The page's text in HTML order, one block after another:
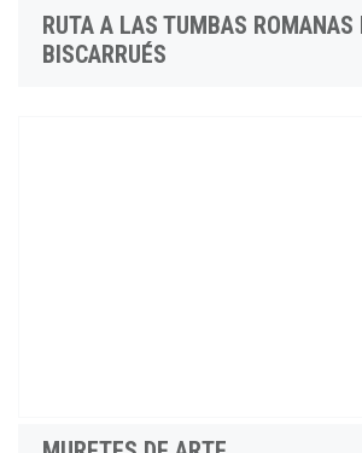
RUTA A LAS TUMBAS ROMANAS
BISCARRUÉS